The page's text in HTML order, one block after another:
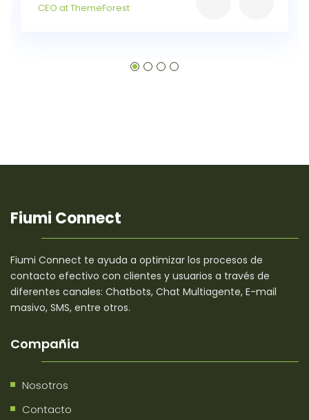
CEO at ThemeForest
Fiumi Connect
Fiumi Connect te ayuda a optimizar los procesos de
contacto efectivo con clientes y usuarios a través de
diferentes canales: Chatbots, Chat Multiagente, E-mail
masivo, SMS, entre otros.
Compañia
Nosotros
Contacto